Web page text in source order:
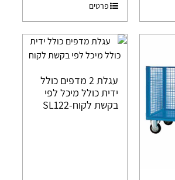
פרטים
עגלת 2 מדפים כולל
ידית כולל מיכל לפי
בקשת לקוח-SL122